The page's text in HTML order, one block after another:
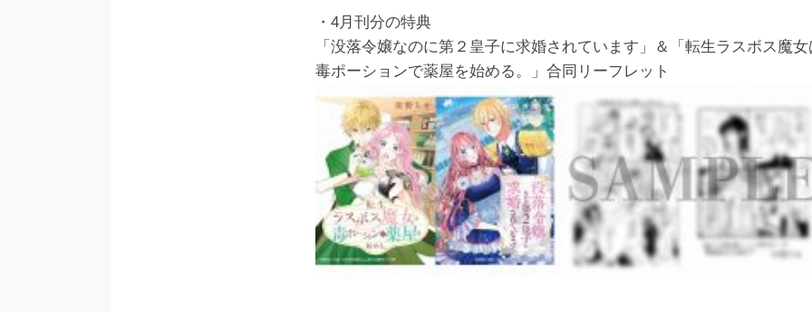
・4月刊分の特典
「没落令嬢なのに第２皇子に求婚されています」＆「転生ラスボス魔女
毒ポーションで薬屋を始める。」合同リーフレット